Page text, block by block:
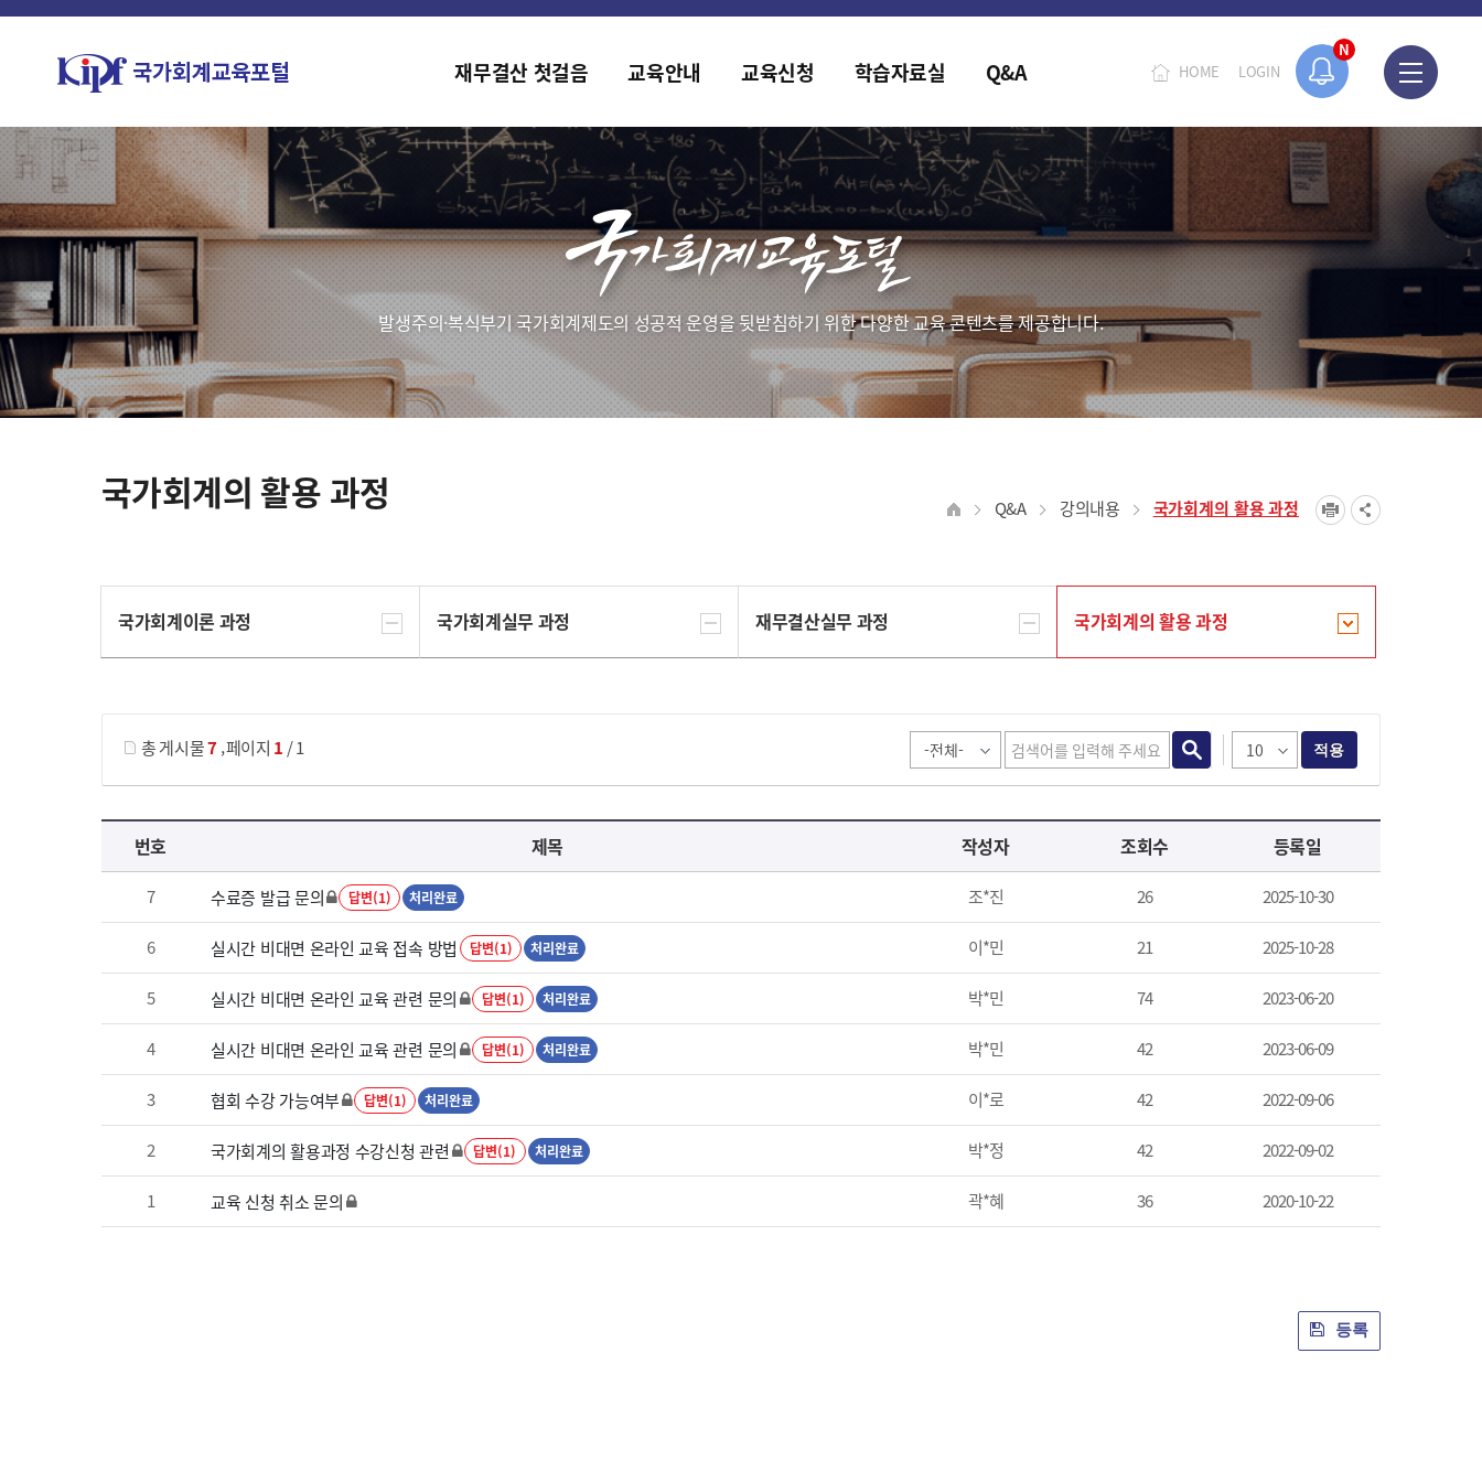
N
홈페이지가 새롭게 개편되었습니다.
HOME LOGIN
재무결산 첫걸음 교육안내 교육신청 학습자료실 Q&A
발생주의·복식부기 국가회계제도의 성공적 운영을 뒷받침하기 위한 다양한 교육 콘텐츠를 제공합니다.
국가회계의 활용 과정 Q&A 강의내용 국가회계의 활용 과정
국가회계이론 과정 국가회계실무 과정 재무결산실무 과정 국가회계의 활용 과정
총 게시물7,페이지 1 / 1 적용
국가회계의 활용 과정 목록 으로 번호, 제목, 작성자, 조회수, 등록 일로 나열 되고 있습니다.
번호 제목 작성자 조회수 등록일
7 수료증 발급 문의 답변(1) 처리완료 조*진 26 2025-10-30
6 실시간 비대면 온라인 교육 접속 방법 답변(1) 처리완료 이*민 21 2025-10-28
5 실시간 비대면 온라인 교육 관련 문의 답변(1) 처리완료 박*민 74 2023-06-20
4 실시간 비대면 온라인 교육 관련 문의 답변(1) 처리완료 박*민 42 2023-06-09
3 협회 수강 가능여부 답변(1) 처리완료 이*로 42 2022-09-06
2 국가회계의 활용과정 수강신청 관련 답변(1) 처리완료 박*정 42 2022-09-02
1 교육 신청 취소 문의 곽*혜 36 2020-10-22
등록